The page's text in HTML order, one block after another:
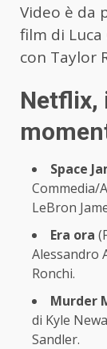
Video è da
film di Luca
con Taylor
Netflix,
Space
Commedia/
LeBron
Era ora
Alessandro
Ronchi.
Murder
di Kyle
Sandler.